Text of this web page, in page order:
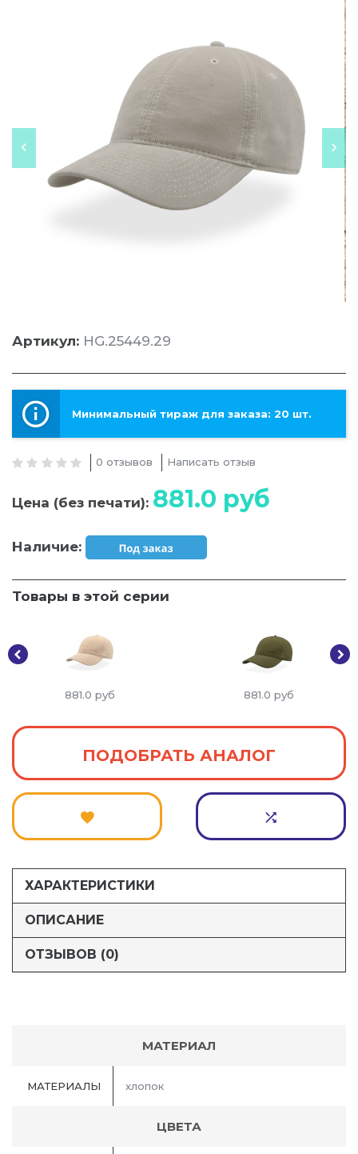
Артикул: HG.25449.29
Минимальный тираж для заказа: 20 шт.
0 отзывов Написать отзыв
Цена (без печати): 881.0 руб
Наличие:
Товары в этой серии
881.0 руб 881.0 руб
ПОДОБРАТЬ АНАЛОГ
ХАРАКТЕРИСТИКИ
ОПИСАНИЕ
ОТЗЫВОВ (0)
МАТЕРИАЛ
МАТЕРИАЛЫ хлопок
ЦВЕТА